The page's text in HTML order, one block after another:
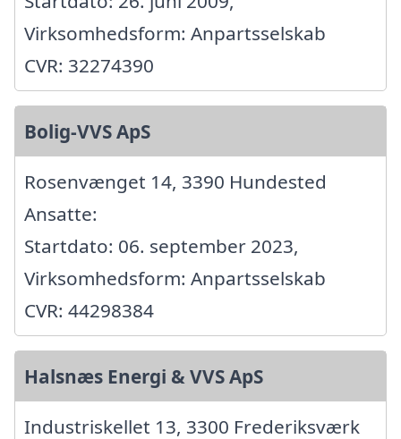
Virksomhedsform: Anpartsselskab
CVR: 32274390
Bolig-VVS ApS
Rosenvænget 14, 3390 Hundested
Ansatte:
Startdato: 06. september 2023,
Virksomhedsform: Anpartsselskab
CVR: 44298384
Halsnæs Energi & VVS ApS
Industriskellet 13, 3300 Frederiksværk